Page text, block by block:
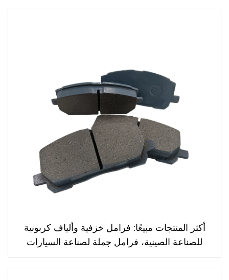
أكثر المنتجات مبيعًا: فرامل خزفية وألياف كربونية
للصناعة الصينية، فرامل جملة لصناعة السيارات
04465-48030 لفرامل تويوتا